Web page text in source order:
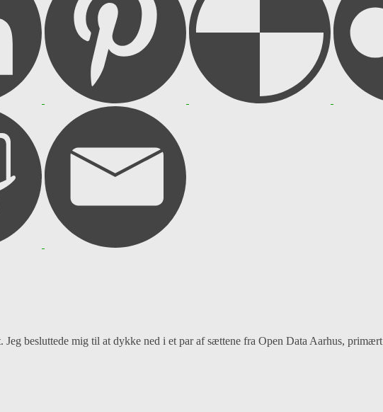
besluttede mig til at dykke ned i et par af sættene fra Open Data Aarhus, primært